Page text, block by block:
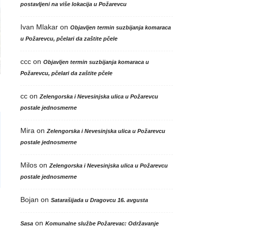
postavljeni na više lokacija u Požarevcu
Ivan Mlakaron Objavljen termin suzbijanja komaraca
u Požarevcu, pčelari da zaštite pčele
cccon Objavljen termin suzbijanja komaraca u
Požarevcu, pčelari da zaštite pčele
ccon Zelengorska i Nevesinjska ulica u Požarevcu
postale jednosmerne
Mira on Zelengorska i Nevesinjska ulica u Požarevcu
postale jednosmerne
Miloson Zelengorska i Nevesinjska ulica u Požarevcu
postale jednosmerne
Bojan on Satarašijada u Dragovcu 16. avgusta
Sasaon Komunalne službe Požarevac: Održavanje